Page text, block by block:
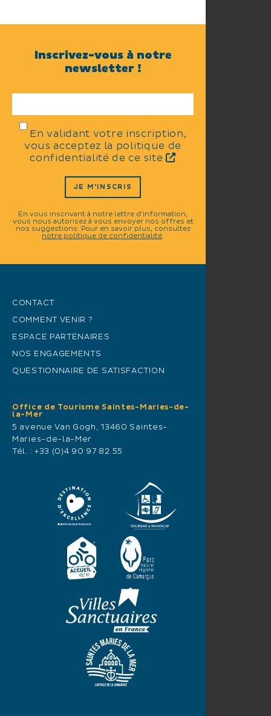
Inscrivez-vous à notre
newsletter !
En validant votre inscription,
vous acceptez la politique de
confidentialité de ce site
JE M'INSCRIS
En vous inscrivant à notre lettre d'information,
vous nous autorisez à vous envoyer nos offres et
nos suggestions. Pour en savoir plus, consultez
notre politique de confidentialité.
CONTACT
COMMENT VENIR ?
ESPACE PARTENAIRES
NOS ENGAGEMENTS
QUESTIONNAIRE DE SATISFACTION
Office de Tourisme Saintes-Maries-de-
la-Mer
5 avenue Van Gogh, 13460 Saintes-
Maries-de-la-Mer
Tél. : +33 (0)4 90 97 82 55